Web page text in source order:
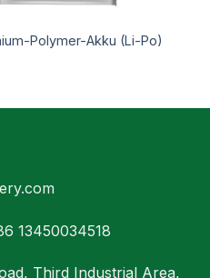
Polymer-Akku (Li-Po)
13450034518
Third Industrial Area,